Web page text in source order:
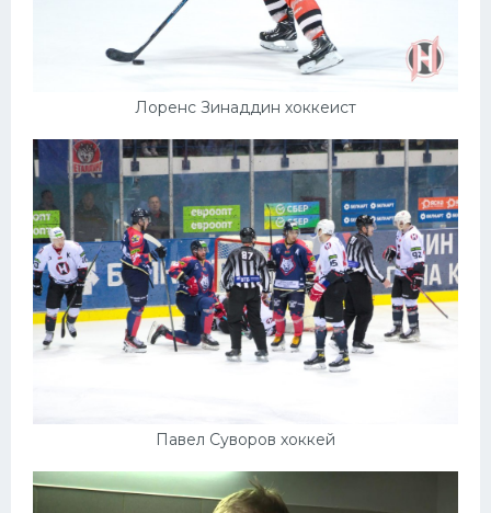
Лоренс Зинаддин хоккеист
Павел Суворов хоккей